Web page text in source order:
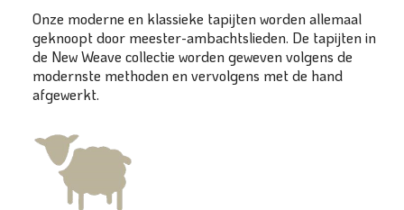
Onze moderne en klassieke tapijten worden allemaal
geknoopt door meester-ambachtslieden. De tapijten in
de New Weave collectie worden geweven volgens de
modernste methoden en vervolgens met de hand
afgewerkt.